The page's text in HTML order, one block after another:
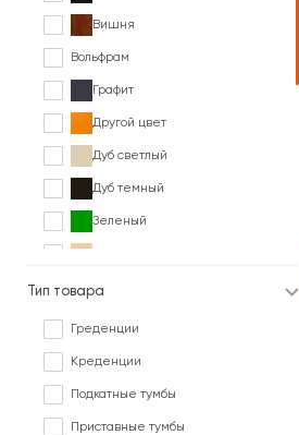
Вишня
Вольфрам
Графит
Другой цвет
Дуб светлый
Дуб темный
Зеленый
Коричневый
Тип товара
Греденции
Креденции
Подкатные тумбы
Приставные тумбы